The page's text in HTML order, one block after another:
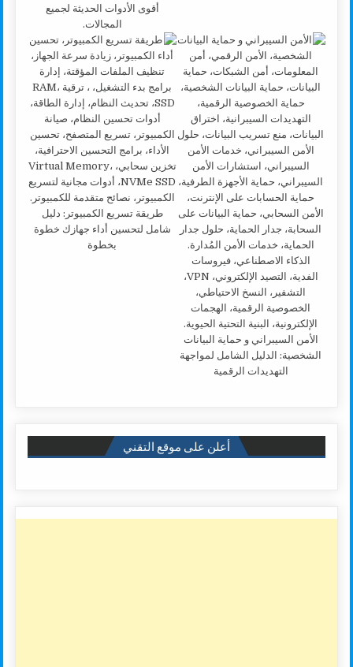
أقوى الأدوات الحديثة لجميع
المجالات.
الأمن السيبراني و حماية البيانات
الشخصية: الدليل الشامل لمواجهة
التهديدات الرقمية
طريقة تسريع الكمبيوتر: دليل
شامل لتحسين أداء جهازك خطوة
بخطوة
أعلن على موقع التقني